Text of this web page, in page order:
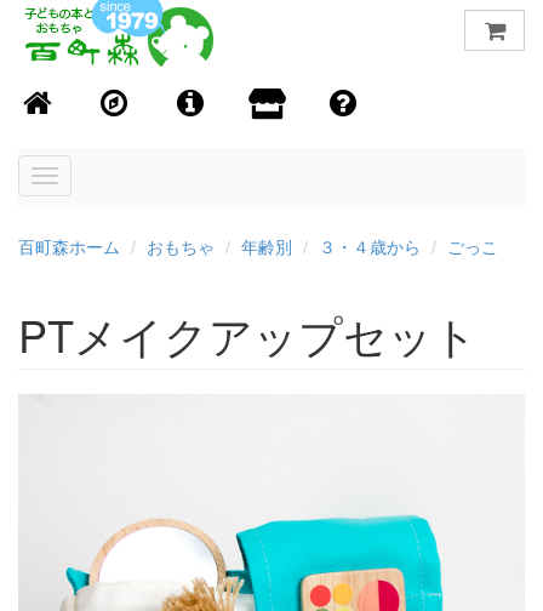
Toggle
百町森ホーム おもちゃ 年齢別 ３・４歳から ごっこ
PTメイクアップセット